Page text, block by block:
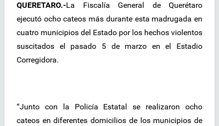
QUERETARO.-La Fiscalía General de Querétaro
ejecutó ocho cateos más durante esta madrugada en
cuatro municipios del Estado por los hechos violentos
suscitados el pasado 5 de marzo en el Estadio
Corregidora.
“Junto con la Policía Estatal se realizaron ocho
cateos en diferentes domicilios de los municipios de